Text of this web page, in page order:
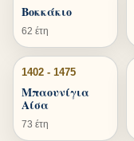
Βοκκάκιο
62 έτη
1402 - 1475
Μπαουνίγια
Αίσα
73 έτη